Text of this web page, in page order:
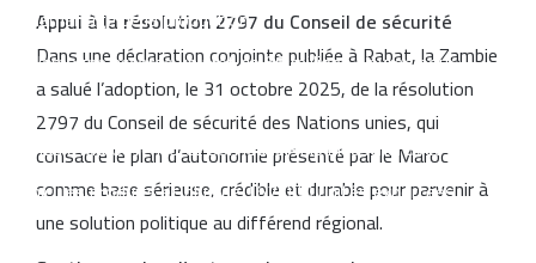
le démarrage de la production
L’Allemagne accorde un prêt de 66 millions d’euros pour
moderniser le secteur de l’eau au Maroc
Renault Maroc renforce son leadership industriel avec 200.000
véhicules produits et plus de 167.000 unités exportées
Appui à la résolution 2797 du Conseil de sécurité
Dans une déclaration conjointe publiée à Rabat, la Zambie
a salué l’adoption, le 31 octobre 2025, de la résolution
2797 du Conseil de sécurité des Nations unies, qui
consacre le plan d’autonomie présenté par le Maroc
comme base sérieuse, crédible et durable pour parvenir à
une solution politique au différend régional.